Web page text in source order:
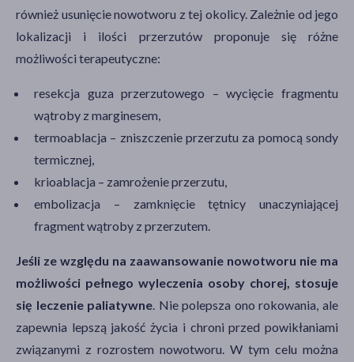
również usunięcie nowotworu z tej okolicy. Zależnie od jego
lokalizacji i ilości przerzutów proponuje się różne
możliwości terapeutyczne:
resekcja guza przerzutowego – wycięcie fragmentu
wątroby z marginesem,
termoablacja – zniszczenie przerzutu za pomocą sondy
termicznej,
krioablacja – zamrożenie przerzutu,
embolizacja – zamknięcie tętnicy unaczyniającej
fragment wątroby z przerzutem.
Jeśli ze względu na zaawansowanie nowotworu nie ma
możliwości pełnego wyleczenia osoby chorej, stosuje
się leczenie paliatywne . Nie polepsza ono rokowania, ale
zapewnia lepszą jakość życia i chroni przed powikłaniami
związanymi z rozrostem nowotworu. W tym celu można